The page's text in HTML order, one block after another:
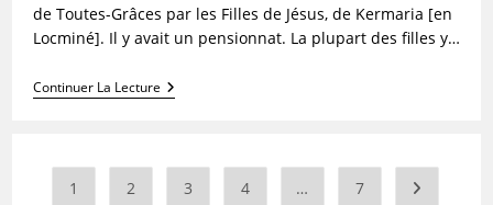
de Toutes-Grâces par les Filles de Jésus, de Kermaria [en
Locminé]. Il y avait un pensionnat. La plupart des filles y…
Continuer La LectureEcole
Des
1 2 3 4 … 7 Aller à la